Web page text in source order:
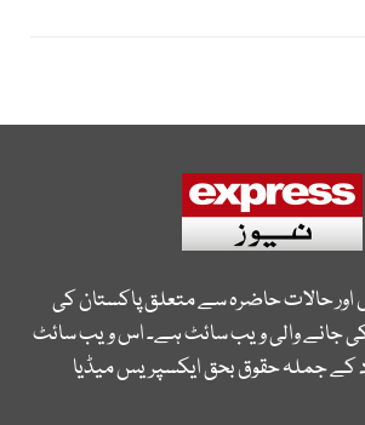
اور حالات حاضرہ سے متعلق پاکستان کی
جانے والی ویب سائٹ ہے۔ اس ویب سائٹ
کے جملہ حقوق بحق ایکسپریس میڈیا